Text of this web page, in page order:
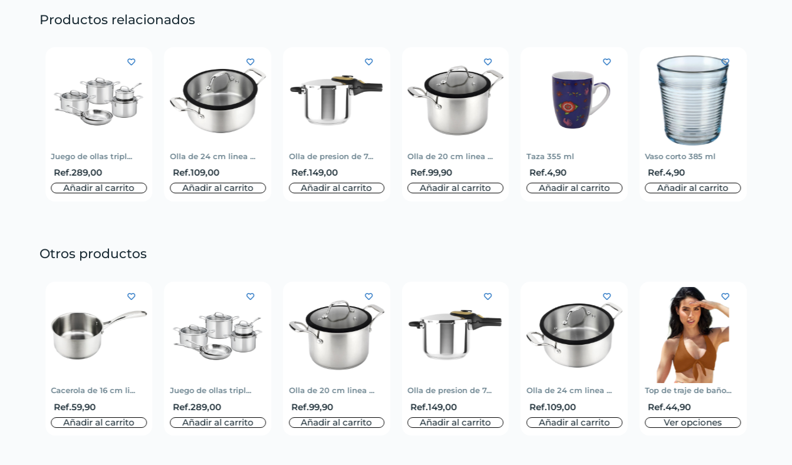
Productos relacionados
Juego de ollas tripl...
Ref.289,00
Añadir al carrito
Olla de 24 cm linea ...
Ref.109,00
Añadir al carrito
Olla de presion de 7...
Ref.149,00
Añadir al carrito
Olla de 20 cm linea ...
Ref.99,90
Añadir al carrito
Taza 355 ml
Ref.4,90
Añadir al carrito
Vaso corto 385 ml
Ref.4,90
Añadir al carrito
Otros productos
Cacerola de 16 cm li...
Ref.59,90
Añadir al carrito
Juego de ollas tripl...
Ref.289,00
Añadir al carrito
Olla de 20 cm linea ...
Ref.99,90
Añadir al carrito
Olla de presion de 7...
Ref.149,00
Añadir al carrito
Olla de 24 cm linea ...
Ref.109,00
Añadir al carrito
Top de traje de baño...
Ref.44,90
Ver opciones